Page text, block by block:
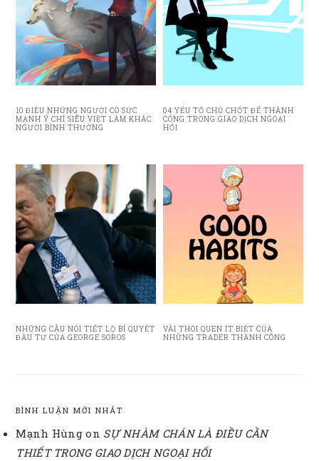
10 ĐIỀU NHỮNG NGƯỜI CÓ SỨC
MẠNH Ý CHÍ SIÊU VIỆT LÀM KHÁC
NGƯỜI BÌNH THƯỜNG
04 YẾU TỐ CHỦ CHỐT ĐỂ THÀNH
CÔNG TRONG GIAO DỊCH NGOẠI
HỐI
NHỮNG CÂU NÓI TIẾT LỘ BÍ QUYẾT
ĐẦU TƯ CỦA GEORGE SOROS
VÀI THÓI QUEN ÍT BIẾT CỦA
NHỮNG TRADER THÀNH CÔNG
BÌNH LUẬN MỚI NHẤT
Mạnh Hùng on SỰ NHÀM CHÁN LÀ ĐIỀU CẦN
THIẾT TRONG GIAO DỊCH NGOẠI HỐI